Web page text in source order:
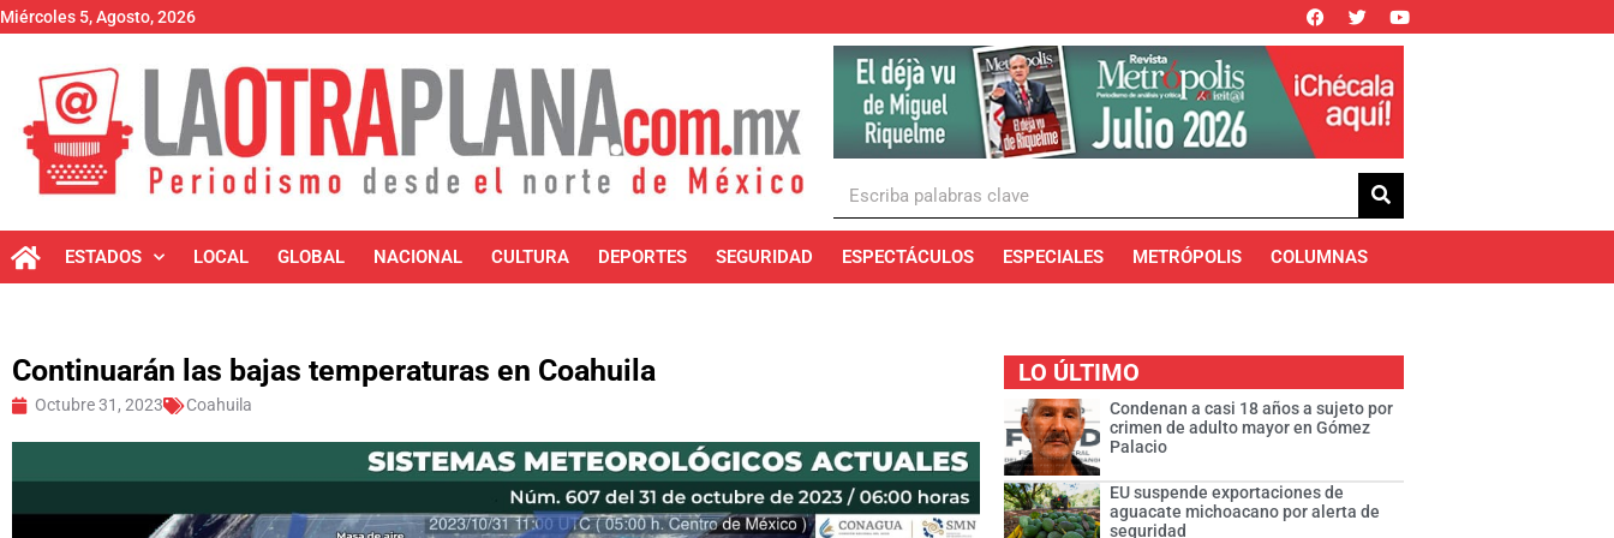
Miércoles 5, Agosto, 2026
ESTADOS LOCAL GLOBAL NACIONAL CULTURA DEPORTES SEGURIDAD ESPECTÁCULOS ESPECIALES METRÓPOLIS COLUMNAS
Continuarán las bajas temperaturas en Coahuila
Octubre 31, 2023 Coahuila
LO ÚLTIMO
Condenan a casi 18 años a sujeto por
crimen de adulto mayor en Gómez
Palacio
EU suspende exportaciones de
aguacate michoacano por alerta de
seguridad